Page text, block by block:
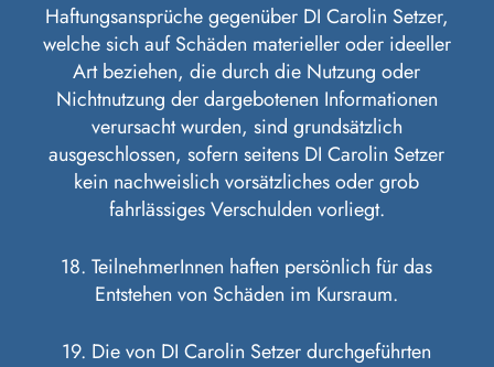
Haftungsansprüche gegenüber DI Carolin Setzer,
welche sich auf Schäden materieller oder ideeller
Art beziehen, die durch die Nutzung oder
Nichtnutzung der dargebotenen Informationen
verursacht wurden, sind grundsätzlich
ausgeschlossen, sofern seitens DI Carolin Setzer
kein nachweislich vorsätzliches oder grob
fahrlässiges Verschulden vorliegt.
18. TeilnehmerInnen haften persönlich für das
Entstehen von Schäden im Kursraum.
19. Die von DI Carolin Setzer durchgeführten